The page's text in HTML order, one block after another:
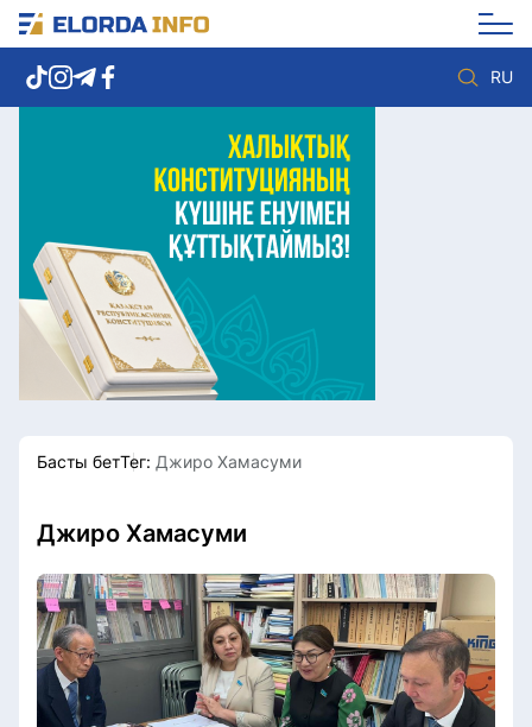
RU
Елорда жаңалықтары
Көзқарас
Саясат
Видео
Әлеумет
Экономика
Спорт
Мәдениет
Басты бетТег: Джиро Хамасуми
Джиро Хамасуми